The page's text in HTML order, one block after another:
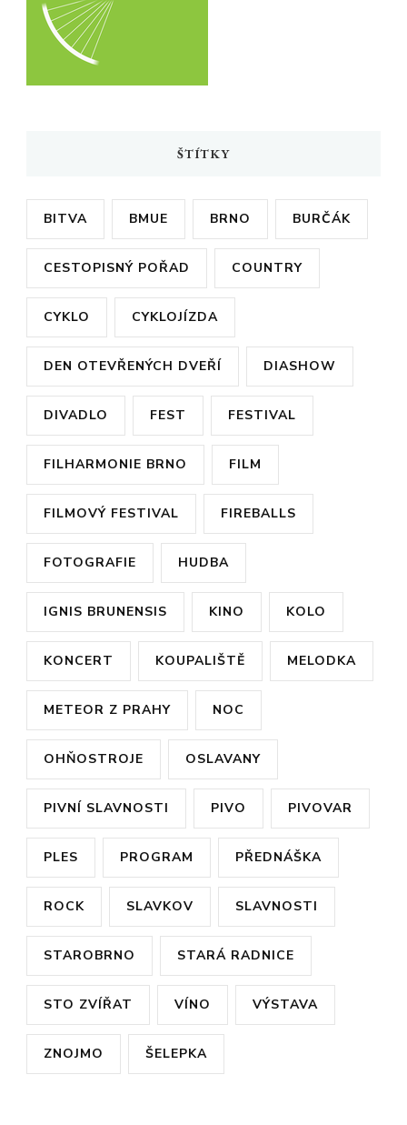
ŠTÍTKY
BITVA BMUE BRNO BURČÁK
CESTOPISNÝ POŘAD COUNTRY
CYKLO CYKLOJÍZDA
DEN OTEVŘENÝCH DVEŘÍ DIASHOW
DIVADLO FEST FESTIVAL
FILHARMONIE BRNO FILM
FILMOVÝ FESTIVAL FIREBALLS
FOTOGRAFIE HUDBA
IGNIS BRUNENSIS KINO KOLO
KONCERT KOUPALIŠTĚ MELODKA
METEOR Z PRAHY NOC
OHŇOSTROJE OSLAVANY
PIVNÍ SLAVNOSTI PIVO PIVOVAR
PLES PROGRAM PŘEDNÁŠKA
ROCK SLAVKOV SLAVNOSTI
STAROBRNO STARÁ RADNICE
STO ZVÍŘAT VÍNO VÝSTAVA
ZNOJMO ŠELEPKA